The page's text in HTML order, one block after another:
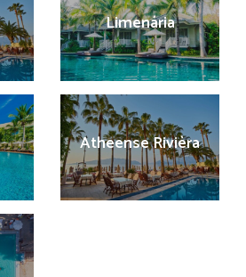
Limenária
Atheense Rivièra